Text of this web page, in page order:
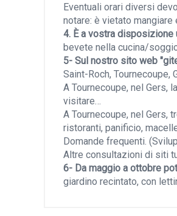
Eventuali orari diversi
notare: è vietato mangiare
4. È a vostra disposizione
bevete nella cucina/
5- Sul nostro sito web
Saint-Roch,
A Tournecoupe, nel Gers,
visitare…
A Tournecoupe, nel Gers,
ristoranti, panificio,
Domande frequenti.
Altre consultazioni di siti
6- Da maggio a ottobre
giardino recintato, con